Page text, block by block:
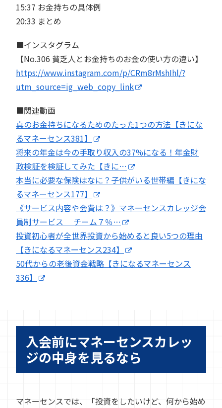
15:37 お金持ちの具体例
20:33 まとめ
■インスタグラム
【No.306 貧乏人とお金持ちのお金の使い方の違い】
https://www.instagram.com/p/CRm8rMshIhl/?
utm_source=ig_web_copy_link
■関連動画
真のお金持ちになるためのたった1つの方法【きにな
るマネーセンス381】
将来の年金は今の手取り収入の37%になる！年金財
政検証を検証してみた【きに…
本当に必要な保険はなに？子供がいる世帯編【きにな
るマネーセンス177】
《サービス内容や会費は？》マネーセンスカレッジ会
員制サービス チーム７％…
投資初心者が全世界投資から始めると良い5つの理由
【きになるマネーセンス234】
50代からの老後資金戦略【きになるマネーセンス
336】
入会前にマネーセンスカレッ
ジの中身を見るなら
マネーセンスでは、「投資をしたいけど、何から始め